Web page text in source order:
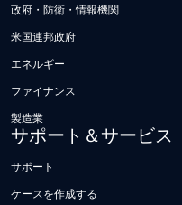
政府・防衛・情報機関
米国連邦政府
エネルギー
ファイナンス
製造業
サポート＆サービス
サポート
ケースを作成する